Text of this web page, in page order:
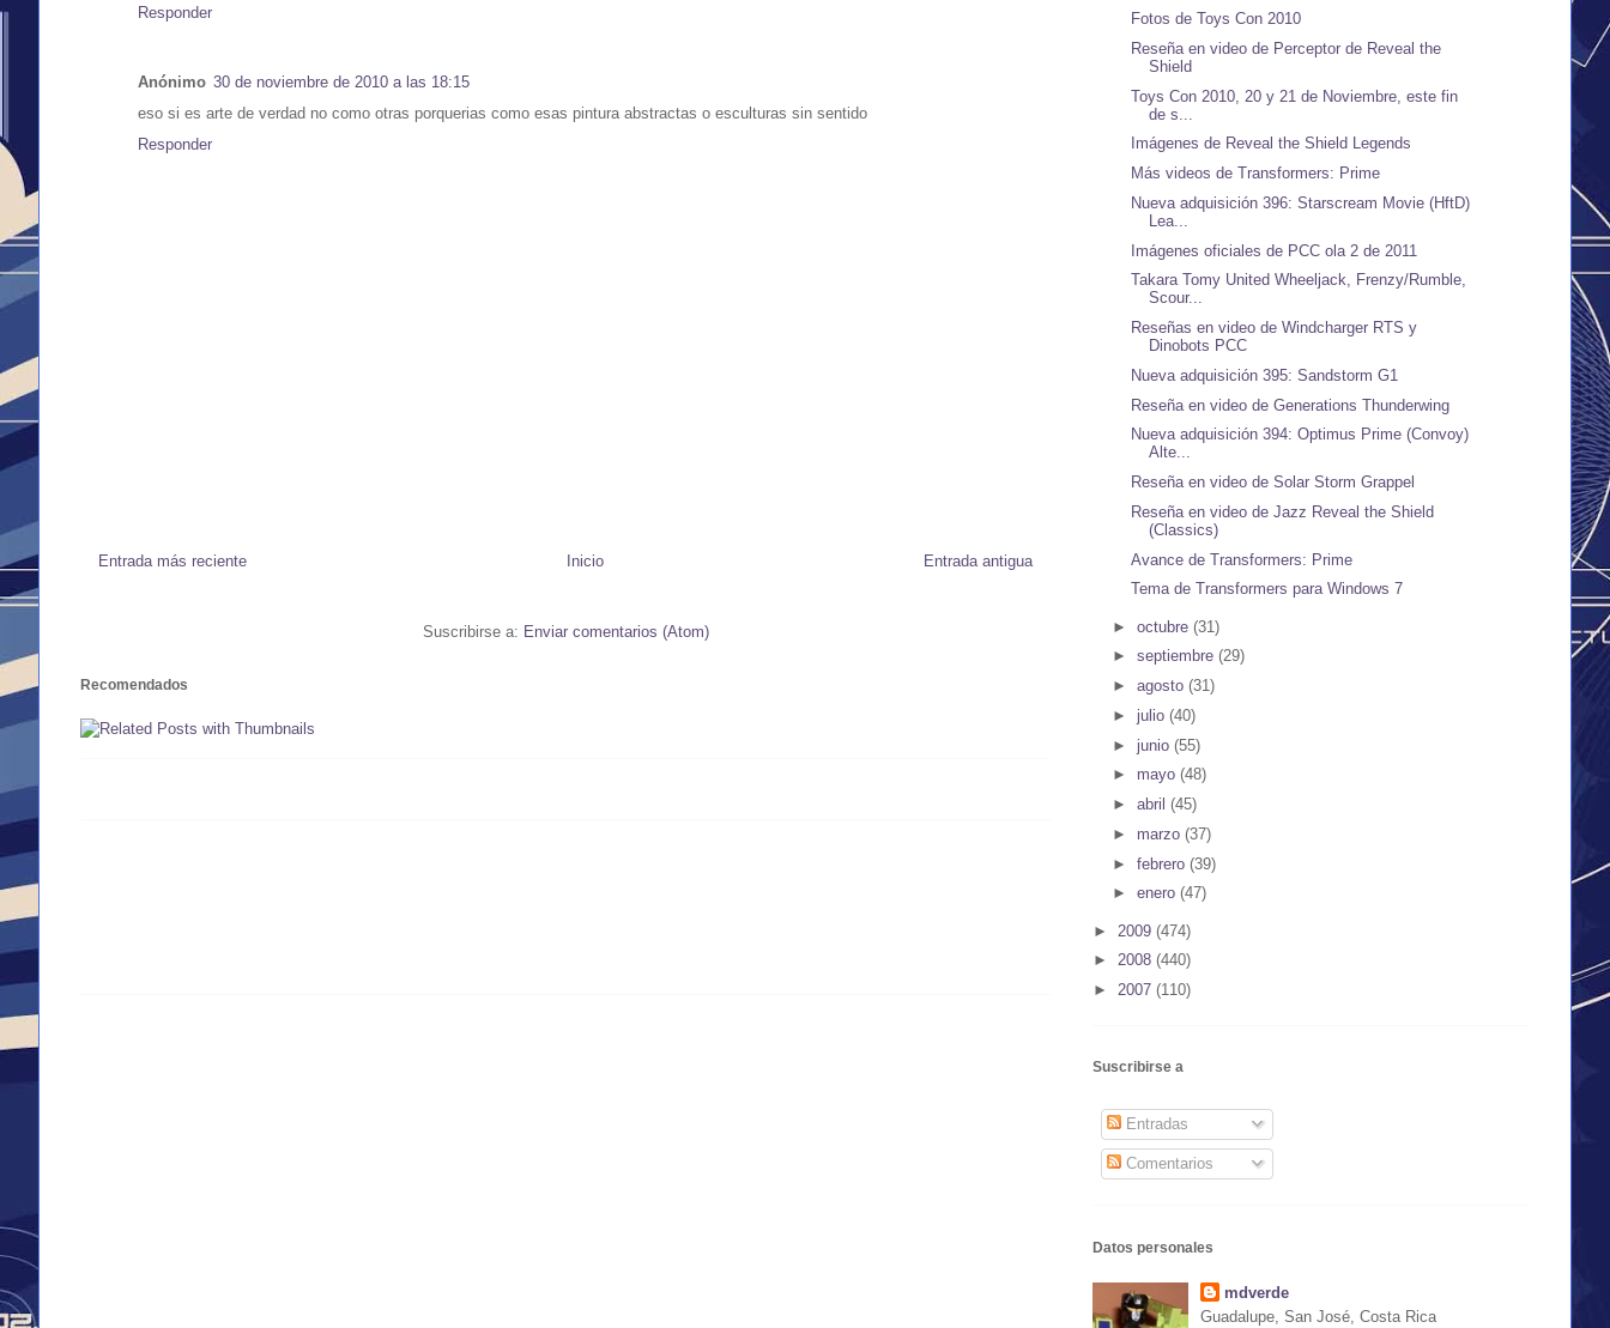
Responder
Anónimo 30 de noviembre de 2010 a las 18:15
eso si es arte de verdad no como otras porquerias como esas pintura abstractas o esculturas sin sentido
Responder
Entrada más reciente Entrada antigua
Inicio
Suscribirse a: Enviar comentarios (Atom)
Recomendados
Fotos de Toys Con 2010
Reseña en video de Perceptor de Reveal the
Shield
Toys Con 2010, 20 y 21 de Noviembre, este fin
de s...
Imágenes de Reveal the Shield Legends
Más videos de Transformers: Prime
Nueva adquisición 396: Starscream Movie (HftD)
Lea...
Imágenes oficiales de PCC ola 2 de 2011
Takara Tomy United Wheeljack, Frenzy/Rumble,
Scour...
Reseñas en video de Windcharger RTS y
Dinobots PCC
Nueva adquisición 395: Sandstorm G1
Reseña en video de Generations Thunderwing
Nueva adquisición 394: Optimus Prime (Convoy)
Alte...
Reseña en video de Solar Storm Grappel
Reseña en video de Jazz Reveal the Shield
(Classics)
Avance de Transformers: Prime
Tema de Transformers para Windows 7
► octubre (31)
► septiembre (29)
► agosto (31)
► julio (40)
► junio (55)
► mayo (48)
► abril (45)
► marzo (37)
► febrero (39)
► enero (47)
► 2009 (474)
► 2008 (440)
► 2007 (110)
Suscribirse a
Entradas
Comentarios
Datos personales
mdverde
Guadalupe, San José, Costa Rica